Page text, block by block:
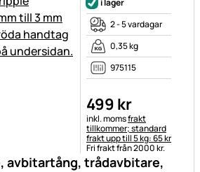
avbitartång, trådavbitare,
i lager
2 - 5 vardagar
0,35 kg
975115
499 kr
Skatteinformation:
inkl. momsfrakt
tillkommer; standard
frakt upp till 5 kg: 65 kr
Fri frakt från 2000 kr.